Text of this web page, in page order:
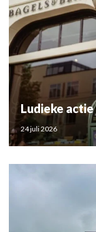
Ludieke actie
24 juli 2026